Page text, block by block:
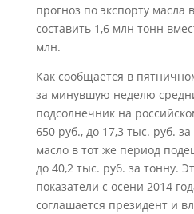
прогноз по экспорту масла
составить 1,6 млн тонн
млн.
Как сообщается в
за минувшую неделю
подсолнечник на
650 руб., до 17,3 тыс. руб.
масло в тот же период
до 40,2 тыс. руб. за тонну.
показатели с осени 2014
соглашается президент и